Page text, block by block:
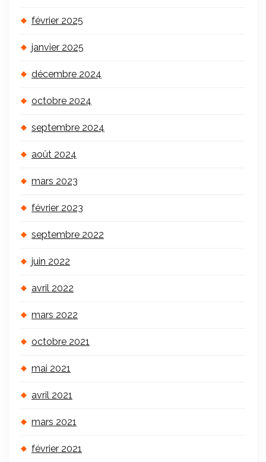
février 2025
janvier 2025
décembre 2024
octobre 2024
septembre 2024
août 2024
mars 2023
février 2023
septembre 2022
juin 2022
avril 2022
mars 2022
octobre 2021
mai 2021
avril 2021
mars 2021
février 2021